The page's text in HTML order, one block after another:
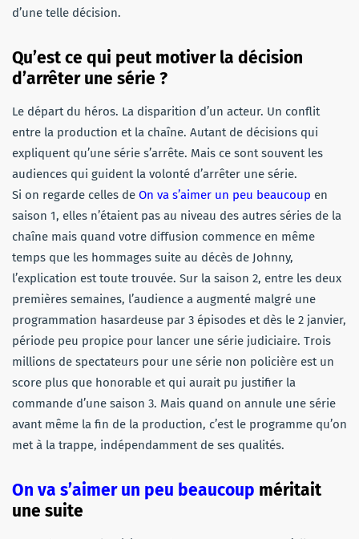
d’une telle décision.
Qu’est ce qui peut motiver la décision
d’arrêter une série ?
Le départ du héros. La disparition d’un acteur. Un conflit
entre la production et la chaîne. Autant de décisions qui
expliquent qu’une série s’arrête. Mais ce sont souvent les
audiences qui guident la volonté d’arrêter une série.
Si on regarde celles de On va s’aimer un peu beaucoup en
saison 1, elles n’étaient pas au niveau des autres séries de la
chaîne mais quand votre diffusion commence en même
temps que les hommages suite au décès de Johnny,
l’explication est toute trouvée. Sur la saison 2, entre les deux
premières semaines, l’audience a augmenté malgré une
programmation hasardeuse par 3 épisodes et dès le 2 janvier,
période peu propice pour lancer une série judiciaire. Trois
millions de spectateurs pour une série non policière est un
score plus que honorable et qui aurait pu justifier la
commande d’une saison 3. Mais quand on annule une série
avant même la fin de la production, c’est le programme qu’on
met à la trappe, indépendamment de ses qualités.
On va s’aimer un peu beaucoup méritait
une suite